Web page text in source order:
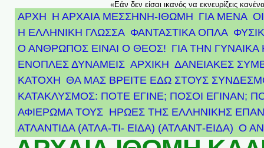
«Εάν δεν είσαι ικανός να εκνευρίζεις
ΑΡΧΗ Η ΑΡΧΑΙΑ ΜΕΣΣΗΝΗ-ΙΘΩΜΗ ΓΙΑ ΜΕΝΑ
Η ΕΛΛΗΝΙΚΗ ΓΛΩΣΣΑ ΦΑΝΤΑΣΤΙΚΑ ΟΠΛΑ
Ο ΑΝΘΡΩΠΟΣ ΕΙΝΑΙ Ο ΘΕΟΣ! ΓΙΑ ΤΗΝ ΓΥΝΑΙΚΑ
ΕΝΟΠΛΕΣ ΔΥΝΑΜΕΙΣ ΑΡΧΙΚΉ ΔΑΝΕΙΑΚΕΣ
ΚΑΤΟΧΗ ΘΑ ΜΑΣ ΒΡΕΙΤΕ ΕΔΩ ΣΤΟΥΣ
ΚΑΤΑΚΛΥΣΜΟΣ: ΠΟΤΕ ΕΓΙΝΕ; ΠΟΣΟΙ ΕΓΙΝΑΝ;
ΑΦΙΈΡΩΜΑ ΤΟΥΣ ΉΡΩΕΣ ΤΗΣ ΕΛΛΗΝΙΚΉΣ
ΑΤΛΑΝΤΊΔΑ (ΑΤΛΑ-ΤΙ- ΕΙΔΑ) (ΑΤΛΑΝΤ-ΕΙΔΑ) Ο